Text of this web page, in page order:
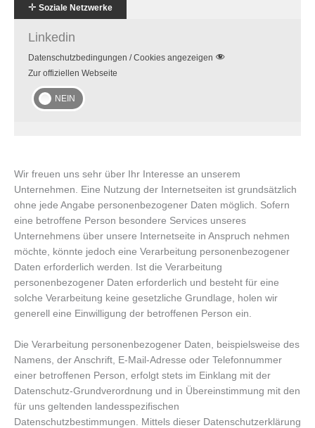
✛ Soziale Netzwerke
Linkedin
Datenschutzbedingungen / Cookies angezeigen
Zur offiziellen Webseite
Wir freuen uns sehr über Ihr Interesse an unserem
Unternehmen. Eine Nutzung der Internetseiten ist grundsätzlich
ohne jede Angabe personenbezogener Daten möglich. Sofern
eine betroffene Person besondere Services unseres
Unternehmens über unsere Internetseite in Anspruch nehmen
möchte, könnte jedoch eine Verarbeitung personenbezogener
Daten erforderlich werden. Ist die Verarbeitung
personenbezogener Daten erforderlich und besteht für eine
solche Verarbeitung keine gesetzliche Grundlage, holen wir
generell eine Einwilligung der betroffenen Person ein.
Die Verarbeitung personenbezogener Daten, beispielsweise des
Namens, der Anschrift, E-Mail-Adresse oder Telefonnummer
einer betroffenen Person, erfolgt stets im Einklang mit der
Datenschutz-Grundverordnung und in Übereinstimmung mit den
für uns geltenden landesspezifischen
Datenschutzbestimmungen. Mittels dieser Datenschutzerklärung